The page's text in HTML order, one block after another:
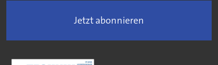
Jetzt abonnieren